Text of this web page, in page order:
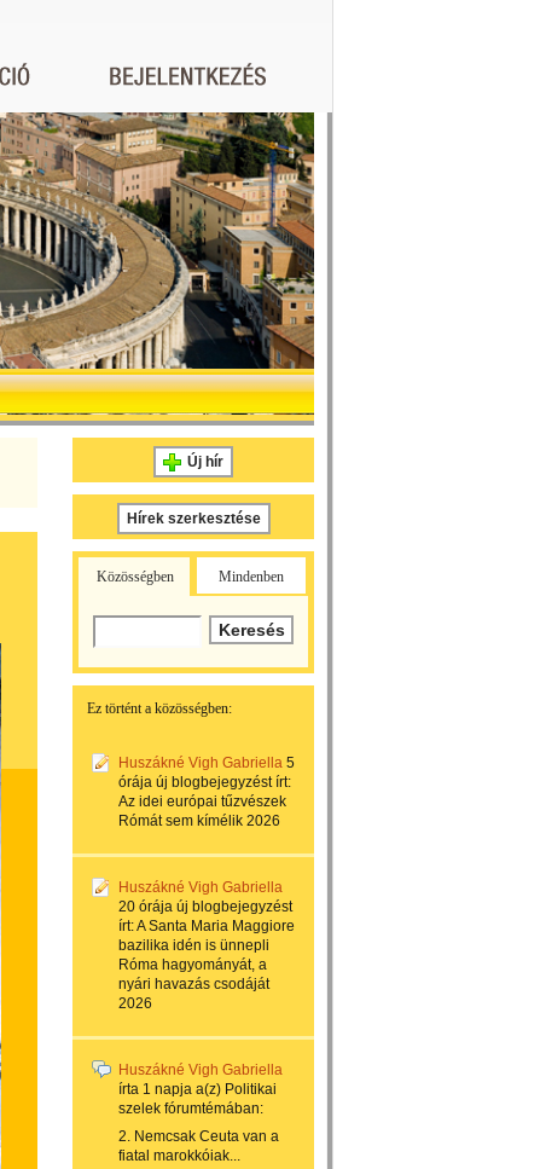
Új hír
Hírek szerkesztése
Közösségben Mindenben
Ez történt a közösségben:
Huszákné Vigh Gabriella 5
órája új blogbejegyzést írt:
Az idei európai tűzvészek
Rómát sem kímélik 2026
Huszákné Vigh Gabriella
20 órája új blogbejegyzést
írt:A Santa Maria Maggiore
bazilika idén is ünnepli
Róma hagyományát, a
nyári havazás csodáját
2026
Huszákné Vigh Gabriella
írta 1 napja a(z) Politikai
szelek fórumtémában:
2. Nemcsak Ceuta van a
fiatal marokkóiak...